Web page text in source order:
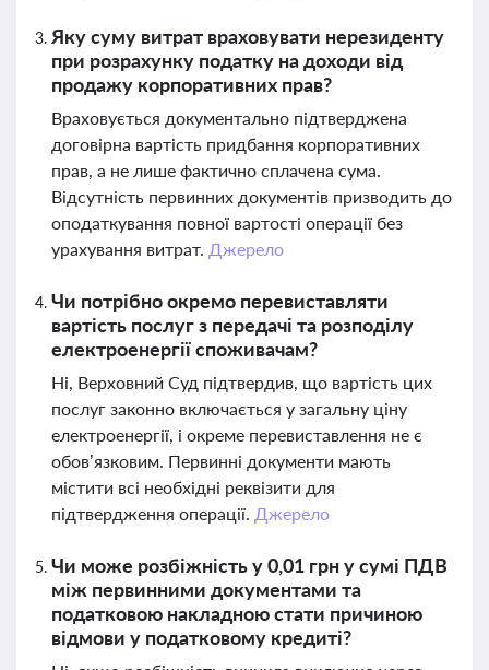
Яку суму витрат враховувати нерезиденту
при розрахунку податку на доходи від
продажу корпоративних прав?
Враховується документально підтверджена
договірна вартість придбання корпоративних
прав, а не лише фактично сплачена сума.
Відсутність первинних документів призводить до
оподаткування повної вартості операції без
урахування витрат. Джерело
Чи потрібно окремо перевиставляти
вартість послуг з передачі та розподілу
електроенергії споживачам?
Ні, Верховний Суд підтвердив, що вартість цих
послуг законно включається у загальну ціну
електроенергії, і окреме перевиставлення не є
обов’язковим. Первинні документи мають
містити всі необхідні реквізити для
підтвердження операції. Джерело
Чи може розбіжність у 0,01 грн у сумі ПДВ
між первинними документами та
податковою накладною стати причиною
відмови у податковому кредиті?